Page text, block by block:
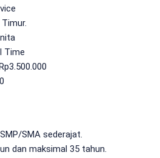
Time
3.500.000
SMA sederajat.
dan maksimal 35 tahun.